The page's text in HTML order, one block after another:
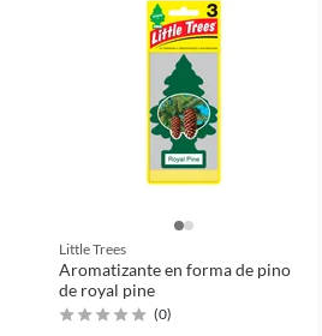
Little Trees
Aromatizante en forma de pino
de royal pine
(0)